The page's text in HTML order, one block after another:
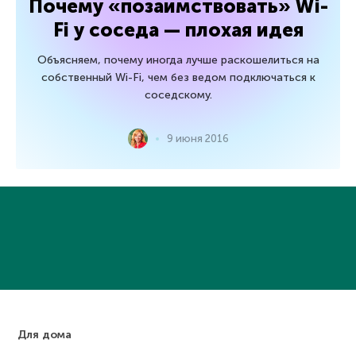
Почему «позаимствовать» Wi-
Fi у соседа — плохая идея
Объясняем, почему иногда лучше раскошелиться на
собственный Wi-Fi, чем без ведом подключаться к
соседскому.
9 июня 2016
Для дома